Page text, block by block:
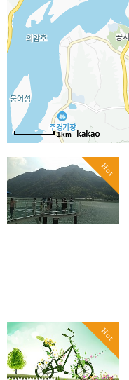
1km
Hot
Hot